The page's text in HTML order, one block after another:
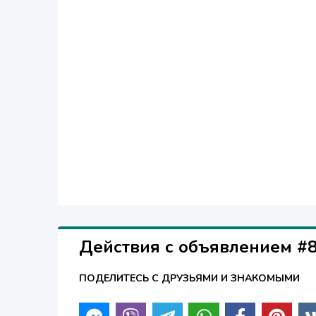
Действия с объявлением
ПОДЕЛИТЕСЬ С ДРУЗЬЯМИ И ЗНАКОМЫМИ